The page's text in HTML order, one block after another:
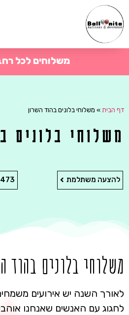
משלוחים לכל
דף הבית» משלוחי בלונים בהוד השרון
משלוחי בלונים
להצעה משתלמת
משלוחי בלונים בהוד
לאורך השנה יש אירועים
לחגוג עם האנשים שאנחנו